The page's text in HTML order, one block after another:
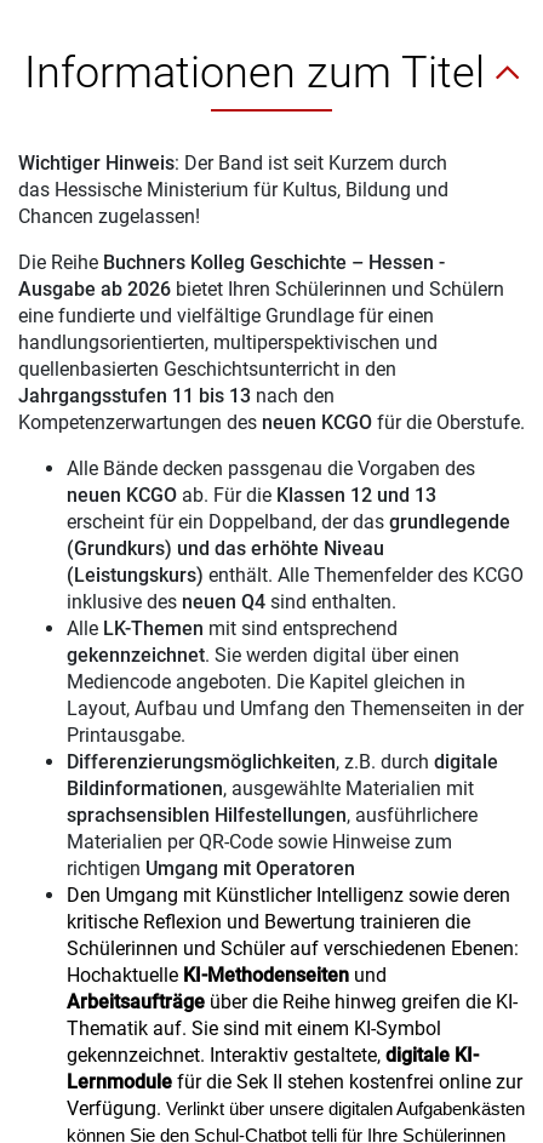
Informationen zum Titel
Wichtiger Hinweis: Der Band ist seit Kurzem durch
das Hessische Ministerium für Kultus, Bildung und
Chancen zugelassen!
Die Reihe Buchners Kolleg Geschichte – Hessen -
Ausgabe ab 2026 bietet Ihren Schülerinnen und Schülern
eine fundierte und vielfältige Grundlage für einen
handlungsorientierten, multiperspektivischen und
quellenbasierten Geschichtsunterricht in den
Jahrgangsstufen 11 bis 13 nach den
Kompetenzerwartungen des neuen KCGO für die Oberstufe.
Alle Bände decken passgenau die Vorgaben des
neuen KCGO ab. Für die Klassen 12 und 13
erscheint für ein Doppelband, der das grundlegende
(Grundkurs) und das erhöhte Niveau
(Leistungskurs) enthält. Alle Themenfelder des KCGO
inklusive des neuen Q4 sind enthalten.
Alle LK-Themen mit sind entsprechend
gekennzeichnet. Sie werden digital über einen
Mediencode angeboten. Die Kapitel gleichen in
Layout, Aufbau und Umfang den Themenseiten in der
Printausgabe.
Differenzierungsmöglichkeiten, z.B. durch digitale
Bildinformationen, ausgewählte Materialien mit
sprachsensiblen Hilfestellungen, ausführlichere
Materialien per QR-Code sowie Hinweise zum
richtigen Umgang mit Operatoren
Den Umgang mit Künstlicher Intelligenz sowie deren
kritische Reflexion und Bewertung trainieren die
Schülerinnen und Schüler auf verschiedenen Ebenen:
Hochaktuelle KI-Methodenseiten und
Arbeitsaufträge über die Reihe hinweg greifen die KI-
Thematik auf. Sie sind mit einem KI-Symbol
gekennzeichnet. Interaktiv gestaltete, digitale KI-
Lernmodule für die Sek II stehen kostenfrei online zur
Verfügung. Verlinkt über unsere digitalen Aufgabenkästen
können Sie den Schul-Chatbot telli für Ihre Schülerinnen